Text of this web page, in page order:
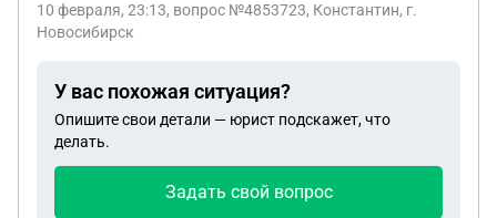
ли это юридическую силу?И этот знакомый после
10 февраля, 23:13, вопрос №4853723, Константин, г.
Новосибирск
У вас похожая ситуация?
Опишите свои детали — юрист подскажет, что
делать.
Задать свой вопрос